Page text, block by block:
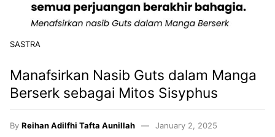
SASTRA
Manafsirkan Nasib Guts dalam Manga
Berserk sebagai Mitos Sisyphus
By Reihan Adilfhi Tafta Aunillah January 2, 2025